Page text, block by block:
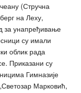
(Стручна
на Леху,
за унапређивање
су имали
облик рада
Приказани су
Гимназије
Марковић,